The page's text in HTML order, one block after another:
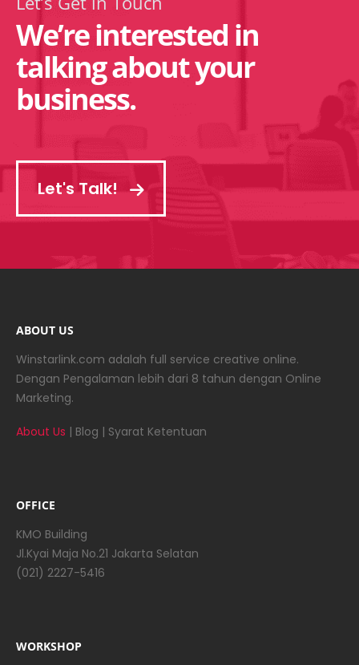
We’re interested in
talking about your
business.
Let's Talk!
ABOUT US
Winstarlink.com adalah full service creative online.
Dengan Pengalaman lebih dari 8 tahun dengan Online
Marketing.
About Us | Blog | Syarat Ketentuan
OFFICE
KMO Building
Jl.Kyai Maja No.21 Jakarta Selatan
(021) 2227-5416
WORKSHOP